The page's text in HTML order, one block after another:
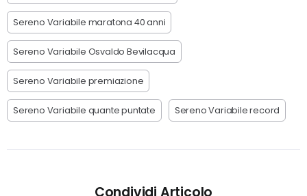
Sereno Variabile maratona 40 anni
Sereno Variabile Osvaldo Bevilacqua
Sereno Variabile premiazione
Sereno Variabile quante puntate Sereno Variabile record